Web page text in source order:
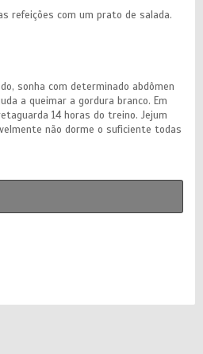
refeições com um prato de salada.
sonha com determinado abdômen
a queimar a gordura branco. Em
14 horas do treino. Jejum
não dorme o suficiente todas